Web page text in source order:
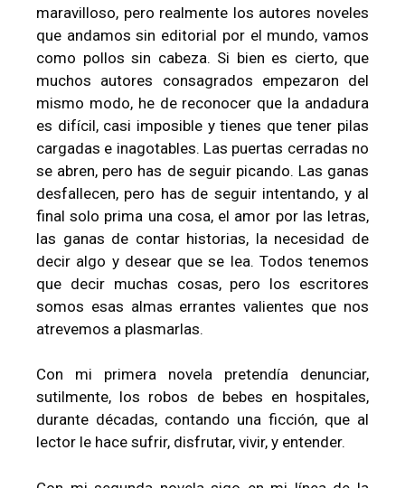
maravilloso, pero realmente los autores noveles
que andamos sin editorial por el mundo, vamos
como pollos sin cabeza. Si bien es cierto, que
muchos autores consagrados empezaron del
mismo modo, he de reconocer que la andadura
es difícil, casi imposible y tienes que tener pilas
cargadas e inagotables. Las puertas cerradas no
se abren, pero has de seguir picando. Las ganas
desfallecen, pero has de seguir intentando, y al
final solo prima una cosa, el amor por las letras,
las ganas de contar historias, la necesidad de
decir algo y desear que se lea. Todos tenemos
que decir muchas cosas, pero los escritores
somos esas almas errantes valientes que nos
atrevemos a plasmarlas.
Con mi primera novela pretendía denunciar,
sutilmente, los robos de bebes en hospitales,
durante décadas, contando una ficción, que al
lector le hace sufrir, disfrutar, vivir, y entender.